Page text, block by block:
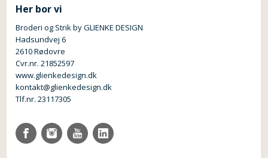
Her bor vi
Broderi og Strik by GLIENKE DESIGN
Hadsundvej 6
2610 Rødovre
Cvr.nr. 21852597
www.glienkedesign.dk
kontakt@glienkedesign.dk
Tlf.nr. 23117305